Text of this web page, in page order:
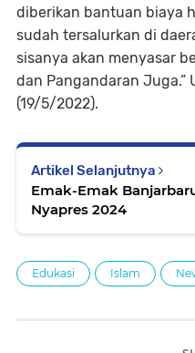
diberikan bantuan biaya
sudah tersalurkan di
sisanya akan menyasar
dan Pangandaran Juga.”
(19/5/2022).
Artikel Selanjutnya
Emak-Emak
Nyapres 2024
Edukasi Islam